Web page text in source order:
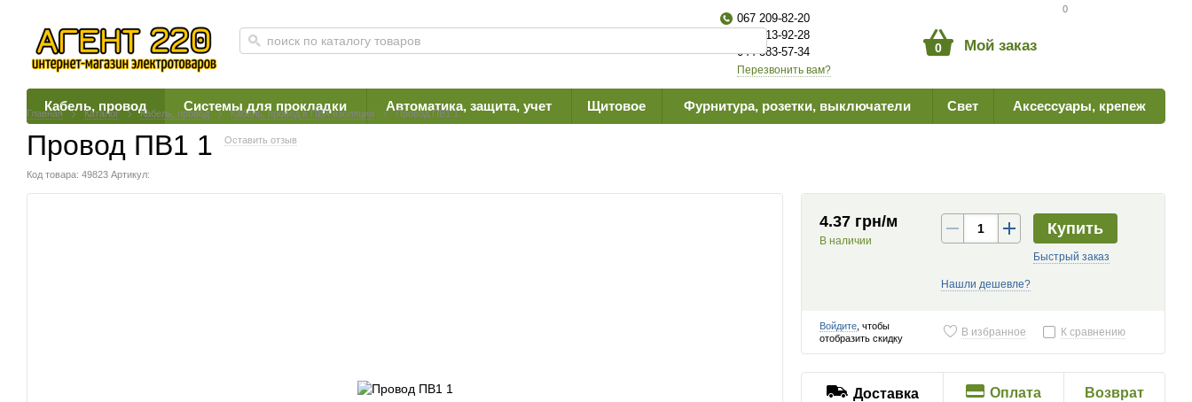
0
067 209-82-20
063 613-92-28
044 383-57-34
Перезвонить вам?
0 Мой заказ
Кабель, провод Системы для прокладки Автоматика, защита, учет Щитовое Фурнитура, розетки, выключатели Свет Аксессуары, крепеж
Главная Каталог Кабель, провод Кабель, провод в ПВХ изоляции Провод ПВ1 1
Провод ПВ1 1 Оставить отзыв
Код товара: 49823 Артикул:
4.37 грн/м
В наличии
Купить
Быстрый заказ
Нашли дешевле?
Войдите , чтобы
отобразить скидку
В избранное К сравнению
Доставка Оплата Возврат